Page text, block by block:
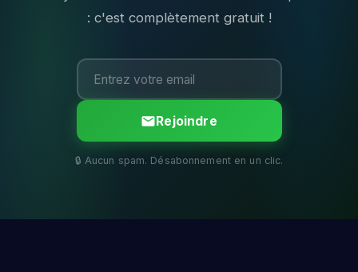
: c'est complètement gratuit !
Rejoindre